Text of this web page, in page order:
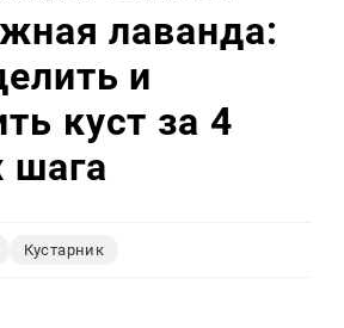
лаванда:
и
куст за 4
шага
Кустарник